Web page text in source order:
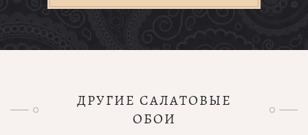
ДРУГИЕ САЛАТОВЫЕ
ОБОИ